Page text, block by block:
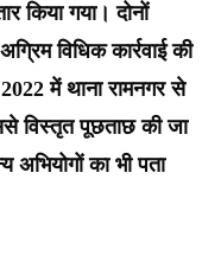
किया गया। दोनों
विधिक कार्रवाई की
में थाना रामनगर से
विस्तृत पूछताछ की जा
का भी पता